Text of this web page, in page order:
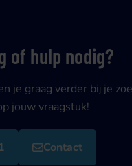
of hulp nodig?
je graag verder bij je
jouw vraagstuk!
Contact